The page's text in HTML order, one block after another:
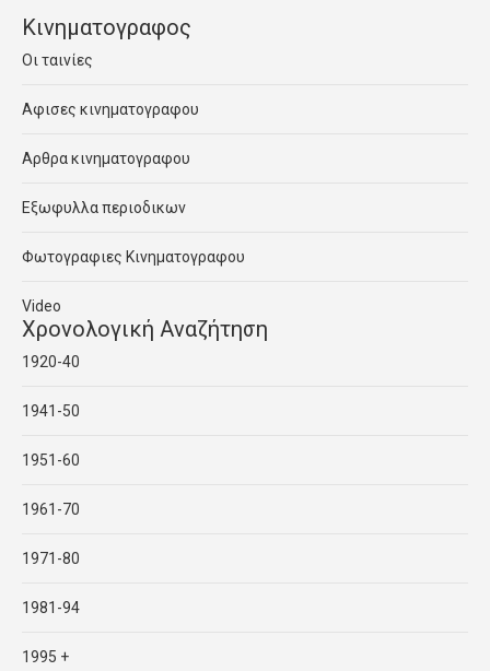
Κινηματογραφος
Οι ταινίες
Αφισες κινηματογραφου
Αρθρα κινηματογραφου
Εξωφυλλα περιοδικων
Φωτογραφιες Κινηματογραφου
Video
Χρονολογική Αναζήτηση
1920-40
1941-50
1951-60
1961-70
1971-80
1981-94
1995 +